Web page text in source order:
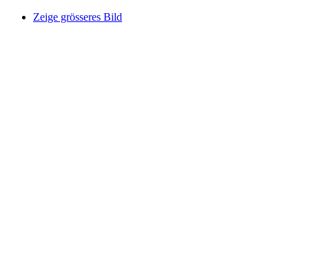
Zeige grösseres Bild